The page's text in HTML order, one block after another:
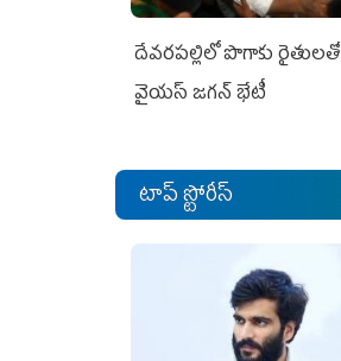
దేవరపల్లిలో పొగాకు రైతులతో
వైయస్ జగన్ భేటీ
టాప్ స్టోరీస్